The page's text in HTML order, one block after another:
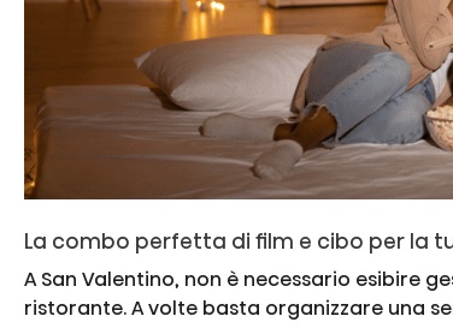
La combo perfetta di film e cibo per la
A San Valentino, non è necessario esibire
ristorante. A volte basta organizzare una